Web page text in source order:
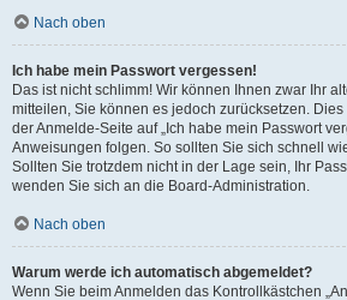
Nach oben
Ich habe mein Passwort vergessen!
Das ist nicht schlimm! Wir können Ihnen zwar Ihr
mitteilen, Sie können es jedoch zurücksetzen.
der Anmelde-Seite auf „Ich habe mein Passwort
Anweisungen folgen. So sollten Sie sich schnell
Sollten Sie trotzdem nicht in der Lage sein, Ihr
wenden Sie sich an die Board-Administration.
Nach oben
Warum werde ich automatisch abgemeldet?
Wenn Sie beim Anmelden das Kontrollkästchen